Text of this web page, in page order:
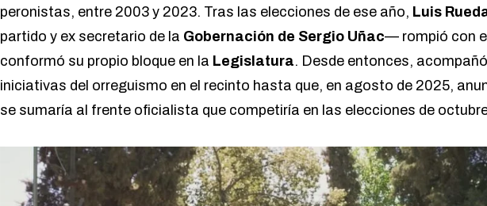
peronistas, entre 2003 y 2023. Tras las elecciones de ese año, Luis
partido y ex secretario de la Gobernación de Sergio Uñac— rompió con
conformó su propio bloque en la Legislatura. Desde entonces,
iniciativas del orreguismo en el recinto hasta que, en agosto de 2025,
se sumaría al frente oficialista que competiría en las elecciones de